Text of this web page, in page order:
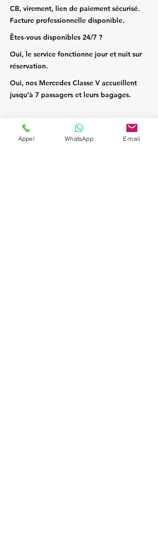
CB, virement, lien de paiement sécurisé.
Facture professionnelle disponible.
Êtes‑vous disponibles 24/7 ?
Oui, le service fonctionne jour et nuit sur
réservation.
Oui, nos Mercedes Classe V accueillent
jusqu’à 7 passagers et leurs bagages.
Appel WhatsApp E-mail